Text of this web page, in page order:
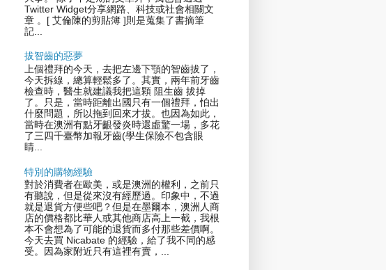
Twitter Widget分享網路、科技或社會相關文
章 。[ 艾倫陳的剪貼簿 ]則是蒐集了書摘筆
記...
拔智齒的惡夢
上個禮拜的今天，去把左邊下顎的智齒拔了，
今天拆線，總算輕鬆多了。其實，兩年前牙齒
檢查時，醫生就建議我把這顆 阻生齒 拔掉
了。只是，當時距離出國只有一個禮拜，怕出
什麼問題，所以拖到回來才拔。也因為如此，
當時在澳洲有點牙齦發炎時還虛驚一場，多花
了三四千臺幣加報牙齒(學生保險不包含眼
睛...
特別的購物經驗
對於消費者在歐美，或是澳洲的權利，之前只
有聽說，但是從來沒有經歷過。印象中，不過
就是退貨方便些吧？但是在墨爾本，澳洲人商
店的價格都比華人或其他商店高上一截，我根
本不會想為了可能的退貨而多付那些差價啊。
今天去買 Nicabate 的經驗，給了我不同的感
受。因為家附近只有這裡有賣，...